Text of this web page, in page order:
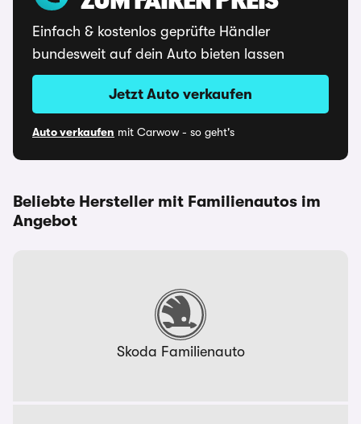
Einfach & kostenlos geprüfte Händler
bundesweit auf dein Auto bieten lassen
Jetzt Auto verkaufen
Auto verkaufen mit Carwow - so geht's
Beliebte Hersteller mit Familienautos im
Angebot
Skoda Familienauto